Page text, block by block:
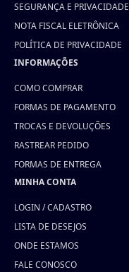
SEGURANÇA E PRIVACIDADE
NOTA FISCAL ELETRÔNICA
POLÍTICA DE PRIVACIDADE
INFORMAÇÕES
COMO COMPRAR
FORMAS DE PAGAMENTO
TROCAS E DEVOLUÇÕES
RASTREAR PEDIDO
FORMAS DE ENTREGA
MINHA CONTA
LOGIN / CADASTRO
LISTA DE DESEJOS
ONDE ESTAMOS
FALE CONOSCO